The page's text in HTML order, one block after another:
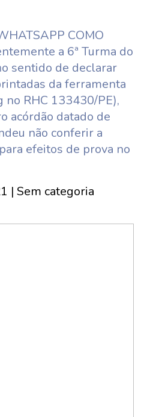
COMO
a 6ª Turma do
sentido de declarar
da ferramenta
RHC 133430/PE),
acórdão datado de
não conferir a
efeitos de prova no
| Sem categoria